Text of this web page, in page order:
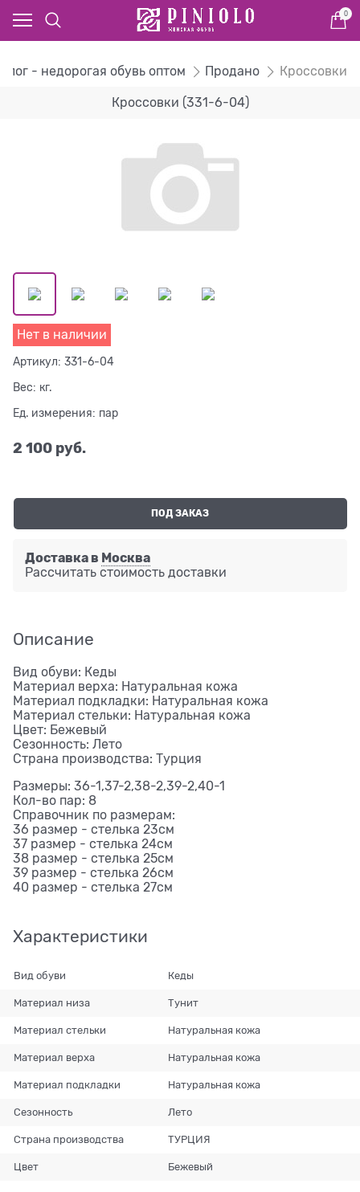
0
- недорогая обувь оптом Продано Кроссовки
Кроссовки (331-6-04)
Нет в наличии
Артикул: 331-6-04
Вес: кг.
Ед. измерения: пар
2 100 руб.
ПОД ЗАКАЗ
Доставка в Москва
Рассчитать стоимость доставки
Описание
Вид обуви: Кеды
Материал верха: Натуральная кожа
Материал подкладки: Натуральная кожа
Материал стельки: Натуральная кожа
Цвет: Бежевый
Сезонность: Лето
Страна производства: Турция
Размеры: 36-1,37-2,38-2,39-2,40-1
Кол-во пар: 8
Справочник по размерам:
36 размер - стелька 23см
37 размер - стелька 24см
38 размер - стелька 25см
39 размер - стелька 26см
40 размер - стелька 27см
Характеристики
Вид обуви Кеды
Материал низа Тунит
Материал стельки Натуральная кожа
Материал верха Натуральная кожа
Материал подкладки Натуральная кожа
Сезонность Лето
Страна производства ТУРЦИЯ
Цвет Бежевый